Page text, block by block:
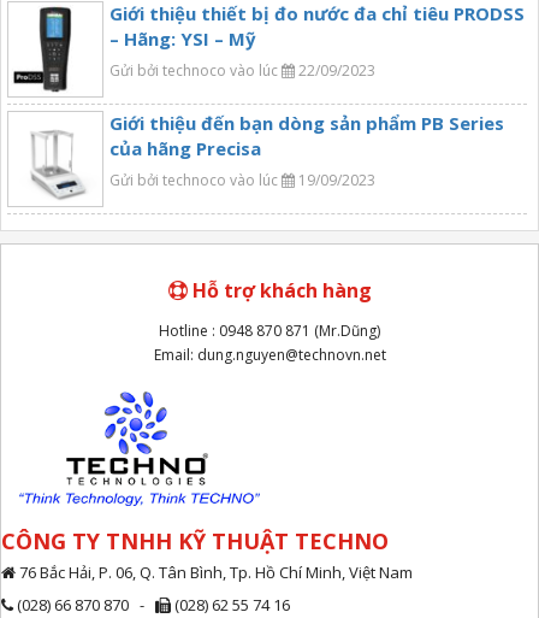
Giới thiệu thiết bị đo nước đa chỉ tiêu PRODSS
– Hãng: YSI – Mỹ
Gửi bởi technoco vào lúc 22/09/2023
Giới thiệu đến bạn dòng sản phẩm PB Series
của hãng Precisa
Gửi bởi technoco vào lúc 19/09/2023
Hỗ trợ khách hàng
Hotline : 0948 870 871 (Mr.Dũng)
Email: dung.nguyen@technovn.net
CÔNG TY TNHH KỸ THUẬT TECHNO
76 Bắc Hải, P. 06, Q. Tân Bình, Tp. Hồ Chí Minh, Việt Nam
(028) 66 870 870 -
(028) 62 55 74 16